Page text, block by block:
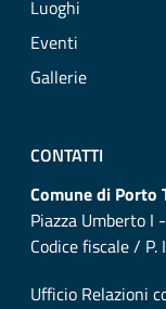
Luoghi
Eventi
Gallerie
CONTATTI
Comune di Porto
Piazza Umberto I
Codice fiscale /
Ufficio Relazioni